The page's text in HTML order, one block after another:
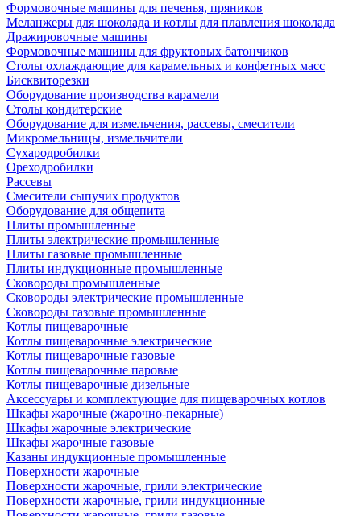
Формовочные машины для печенья, пряников
Меланжеры для шоколада и котлы для плавления шоколада
Дражировочные машины
Формовочные машины для фруктовых батончиков
Столы охлаждающие для карамельных и конфетных масс
Бисквиторезки
Оборудование производства карамели
Столы кондитерские
Оборудование для измельчения, рассевы, смесители
Микромельницы, измельчители
Сухародробилки
Ореходробилки
Рассевы
Смесители сыпучих продуктов
Оборудование для общепита
Плиты промышленные
Плиты электрические промышленные
Плиты газовые промышленные
Плиты индукционные промышленные
Сковороды промышленные
Сковороды электрические промышленные
Сковороды газовые промышленные
Котлы пищеварочные
Котлы пищеварочные электрические
Котлы пищеварочные газовые
Котлы пищеварочные паровые
Котлы пищеварочные дизельные
Аксессуары и комплектующие для пищеварочных котлов
Шкафы жарочные (жарочно-пекарные)
Шкафы жарочные электрические
Шкафы жарочные газовые
Казаны индукционные промышленные
Поверхности жарочные
Поверхности жарочные, грили электрические
Поверхности жарочные, грили индукционные